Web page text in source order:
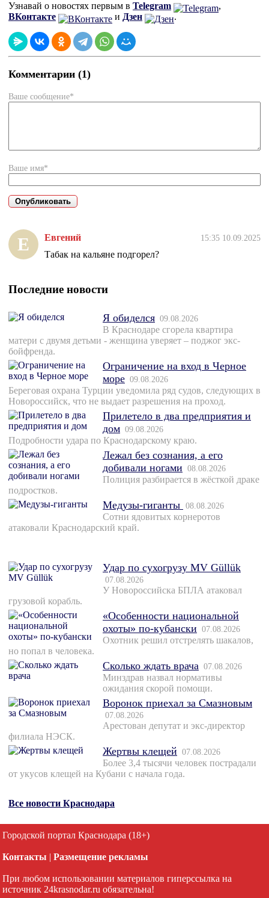
Узнавай о новостях первым в Telegram
,
ВКонтакте
и Дзен .
Комментарии (1)
Ваше сообщение*
Ваше имя*
Е Евгений 15:35 10.09.2025
Табак на кальяне подгорел?
Последние новости
Я обиделся 09.08.2026
В Краснодаре сгорела квартира
матери с двумя детьми - женщина уверяет – поджог экс-
бойфренда.
Ограничение на вход в Черное
море 09.08.2026
Береговая охрана Турции уведомила ряд судов, следующих в
Новороссийск, что не выдает разрешения на проход.
Прилетело в два предприятия и
дом 09.08.2026
Подробности удара по Краснодарскому краю.
Лежал без сознания, а его
добивали ногами 08.08.2026
Полиция разбирается в жёсткой драке
подростков.
Медузы-гиганты 08.08.2026
Сотни ядовитых корнеротов
атаковали Краснодарский край.
Удар по сухогрузу MV Güllük
07.08.2026
У Новороссийска БПЛА атаковал
грузовой корабль.
«Особенности национальной
охоты» по-кубански 07.08.2026
Охотник решил отстрелять шакалов,
но попал в человека.
Сколько ждать врача 07.08.2026
Минздрав назвал нормативы
ожидания скорой помощи.
Воронок приехал за Смазновым
07.08.2026
Арестован депутат и экс-директор
филиала НЭСК.
Жертвы клещей 07.08.2026
Более 3,4 тысячи человек пострадали
от укусов клещей на Кубани с начала года.
Все новости Краснодара
Городской портал Краснодара (18+)
Контакты | Размещение рекламы
При любом использовании материалов гиперссылка на
источник 24krasnodar.ru обязательна!